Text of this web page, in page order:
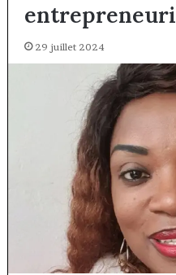
29 juillet 2024